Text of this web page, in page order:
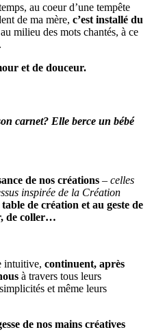
au coeur d’une tempête
de ma mère, c’est installé du
au milieu des mots chantés, à ce
et de douceur.
carnet? Elle berce un bébé
de nos créations – celles
inspirée de la Création
de création et au geste de
de coller…
intuitive, continuent, après
à travers tous leurs
et même leurs
de nos mains créatives